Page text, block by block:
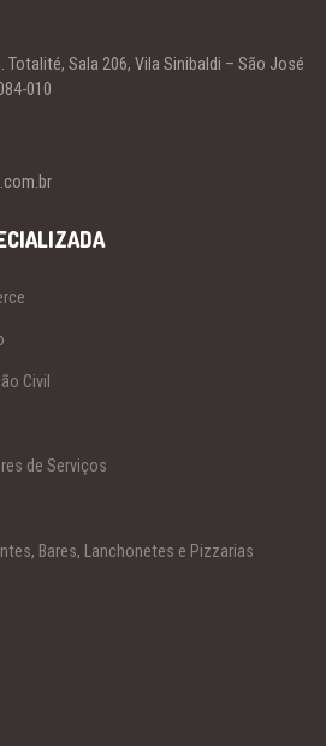
Totalité, Sala 206, Vila Sinibaldi – São José
010
Civil
de Serviços
Bares, Lanchonetes e Pizzarias